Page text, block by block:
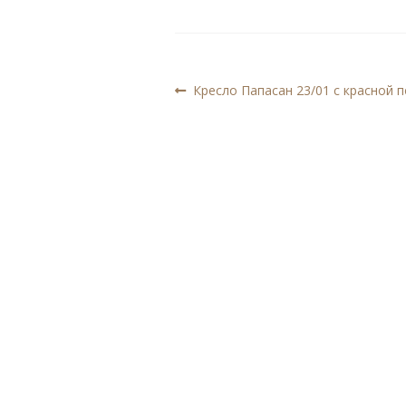
Навигация
Предыдущая
Кресло Папасан 23/01 с красной